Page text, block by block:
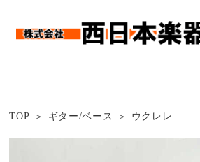
TOP ギター/ベース ウクレレ